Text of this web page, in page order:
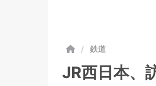
/ 鉄道
JR西日本、